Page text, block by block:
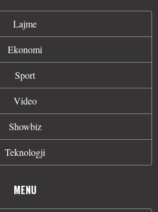
Lajme
Ekonomi
Sport
Video
Showbiz
Teknologji
MENU